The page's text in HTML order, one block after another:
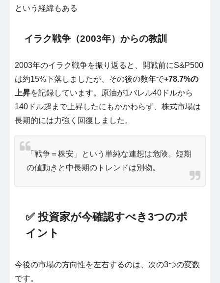
という経緯もある
イラク戦争（2003年）からの教訓
2003年のイラク戦争を振り返ると、開戦前にS&P500
は約15%下落しましたが、その後の数年で+78.7%の
上昇を記録しています。原油が1バレル40ドルから
140ドル超まで上昇したにもかかわらず、株式市場は
長期的には力強く回復しました。
「戦争＝株安」という単純な連想は危険。短期
の値動きと中長期のトレンドは別物。
✅ 投資家が今確認すべき3つのポ
イント
今後の市場の方向性を左右するのは、次の3つの変数
です。